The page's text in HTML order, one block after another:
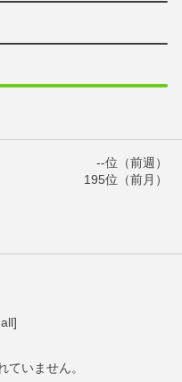
--位（前週）
195位（前月）
いません。